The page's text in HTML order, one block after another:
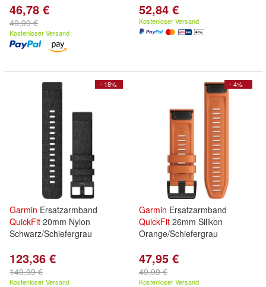
46,78 €
49,99 €
Kostenloser Versand
52,84 €
Kostenloser Versand
- 18%
Garmin Ersatzarmband
QuickFit 20mm Nylon
Schwarz/Schiefergrau
123,36 €
149,99 €
Kostenloser Versand
- 4%
Garmin Ersatzarmband
QuickFit 26mm Silikon
Orange/Schiefergrau
47,95 €
49,99 €
Kostenloser Versand